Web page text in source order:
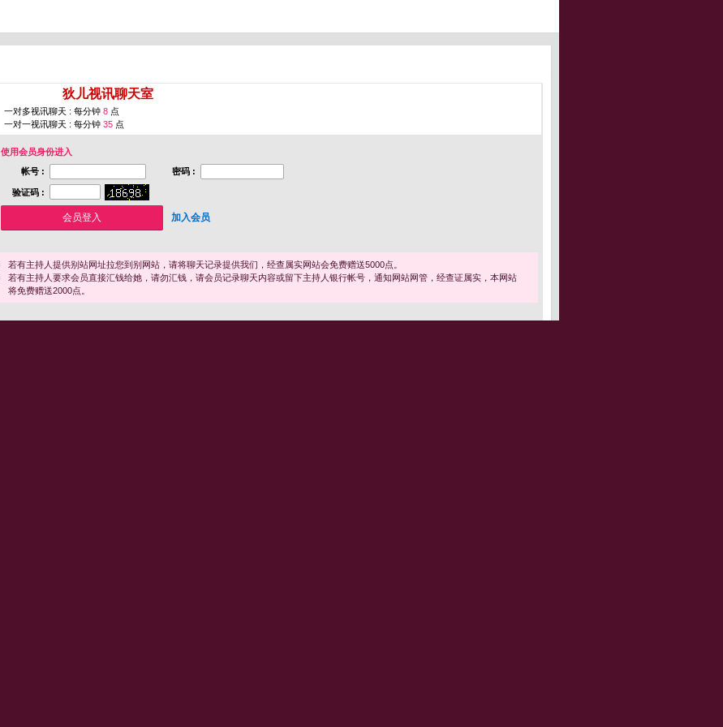
狄儿视讯聊天室
一对多视讯聊天 : 每分钟 8 点
一对一视讯聊天 : 每分钟 35 点
使用会员身份进入
帐号 :
密码 :
验证码 :
加入会员
若有主持人提供别站网址拉您到别网站，请将聊天记录提供我们，经查属实网站会免费赠送5000点。
若有主持人要求会员直接汇钱给她，请勿汇钱，请会员记录聊天内容或留下主持人银行帐号，通知网站网管，经查证属实，本网站
将免费赠送2000点。